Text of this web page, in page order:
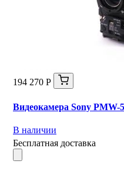
194 270 Р
Видеокамера Sony PMW-
В наличии
Бесплатная доставка